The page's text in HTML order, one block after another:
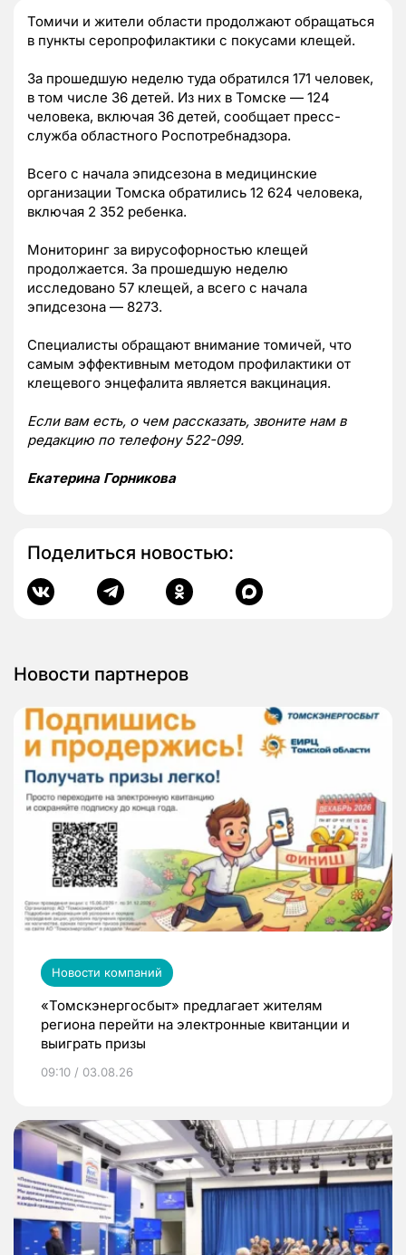
Томичи и жители области продолжают обращаться
в пункты серопрофилактики с покусами клещей.
За прошедшую неделю туда обратился 171 человек,
в том числе 36 детей. Из них в Томске — 124
человека, включая 36 детей, сообщает пресс-
служба областного Роспотребнадзора.
Всего с начала эпидсезона в медицинские
организации Томска обратились 12 624 человека,
включая 2 352 ребенка.
Мониторинг за вирусофорностью клещей
продолжается. За прошедшую неделю
исследовано 57 клещей, а всего с начала
эпидсезона — 8273.
Специалисты обращают внимание томичей, что
самым эффективным методом профилактики от
клещевого энцефалита является вакцинация.
Если вам есть, о чем рассказать, звоните нам в
редакцию по телефону 522-099.
Екатерина Горникова
Поделиться новостью:
Новости партнеров
Новости компаний
«Томскэнергосбыт» предлагает жителям
региона перейти на электронные квитанции и
выиграть призы
09:10 / 03.08.26